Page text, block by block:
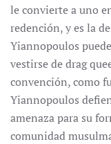
le convierte a uno
redención, y es la
Yiannopoulos
vestirse de drag
convención, como
Yiannopoulos
amenaza para su
comunidad